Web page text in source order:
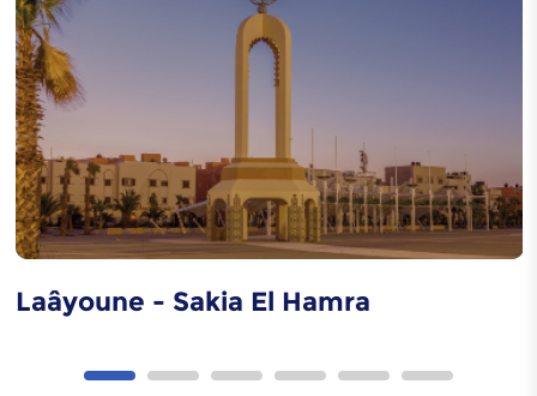
Harira
Rfissa
des chameaux
Laâyoune - Sakia El Hamra